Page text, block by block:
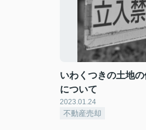
いわくつきの土地
について
2023.01.24
不動産売却